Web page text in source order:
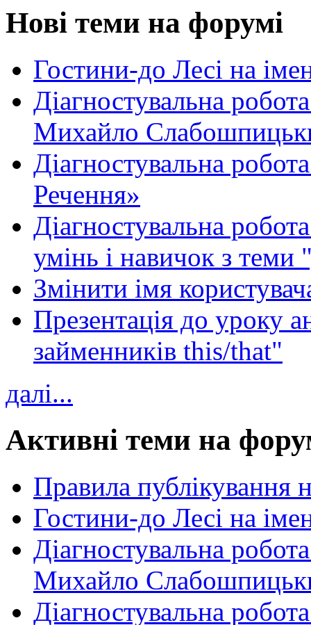
Нові теми на форумі
Гостини-до Лесі на
Діагностувальна
Михайло
Діагностувальна
Речення»
Діагностувальна
умінь і навичок з теми
Змінити імя
Презентація до уроку
займенників this/that"
далі...
Активні теми на
Правила публікування
Гостини-до Лесі на
Діагностувальна
Михайло
Діагностувальна